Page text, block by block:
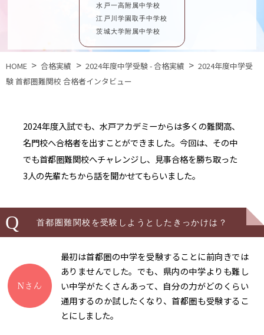
水戸一高附属中学校
江戸川学園取手中学校
茨城大学附属中学校
HOME 合格実績 2024年度中学受験 - 合格実績
2024年度中学受
験 首都圏難関校 合格者インタビュー
2024年度入試でも、水戸アカデミーからは多くの難関高、
名門校へ合格者を出すことができました。今回は、その中
でも首都圏難関校へチャレンジし、見事合格を勝ち取った
3人の先輩たちから話を聞かせてもらいました。
Q 首都圏難関校を受験しようとしたきっかけは？
最初は首都圏の中学を受験することに前向きでは
ありませんでした。でも、県内の中学よりも難し
い中学がたくさんあって、自分の力がどのくらい
通用するのか試したくなり、首都圏も受験するこ
とにしました。